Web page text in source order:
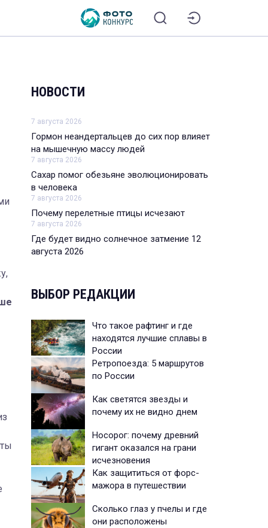
НОВОСТИ
7 августа 2026
Гормон неандертальцев до сих пор влияет
на мышечную массу людей
7 августа 2026
Сахар помог обезьяне эволюционировать
в человека
7 августа 2026
Почему перелетные птицы исчезают
7 августа 2026
Где будет видно солнечное затмение 12
августа 2026
ВЫБОР РЕДАКЦИИ
Что такое рафтинг и где
находятся лучшие сплавы в
России
Ретропоезда: 5 маршрутов
по России
Как светятся звезды и
почему их не видно днем
Носорог: почему древний
гигант оказался на грани
исчезновения
Как защититься от форс-
мажора в путешествии
Сколько глаз у пчелы и где
они расположены